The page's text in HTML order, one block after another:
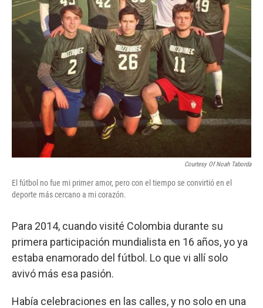
Courtesy Of Noah Taborda
El fútbol no fue mi primer amor, pero con el tiempo se convirtió en el
deporte más cercano a mi corazón.
Para 2014, cuando visité Colombia durante su
primera participación mundialista en 16 años, yo ya
estaba enamorado del fútbol. Lo que vi allí solo
avivó más esa pasión.
Había celebraciones en las calles, y no solo en una